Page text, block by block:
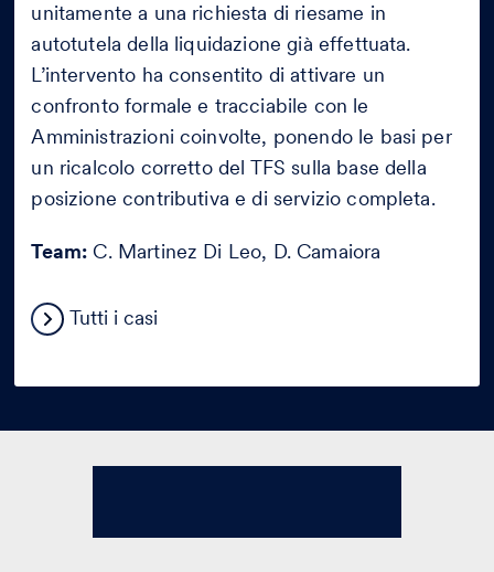
unitamente a una richiesta di riesame in
autotutela della liquidazione già effettuata.
L’intervento ha consentito di attivare un
confronto formale e tracciabile con le
Amministrazioni coinvolte, ponendo le basi per
un ricalcolo corretto del TFS sulla base della
posizione contributiva e di servizio completa.
Team: C. Martinez Di Leo, D. Camaiora
Tutti i casi